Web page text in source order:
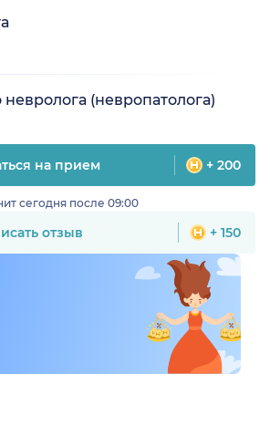
(невропатолога)
на прием + 200
сегодня после 09:00
отзыв + 150